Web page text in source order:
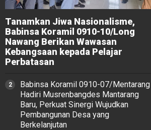
Tanamkan Jiwa Nasionalisme,
Babinsa Koramil 0910-10/Long
Nawang Berikan Wawasan
Kebangsaan kepada Pelajar
Perbatasan
Babinsa Koramil 0910-07/Mentarang
Hadiri Musrenbangdes Mantarang
Baru, Perkuat Sinergi Wujudkan
Pembangunan Desa yang
Berkelanjutan